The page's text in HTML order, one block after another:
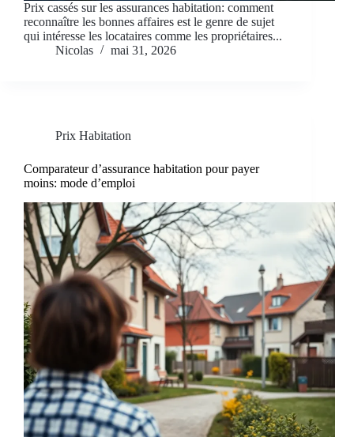
Prix cassés sur les assurances habitation: comment
reconnaître les bonnes affaires est le genre de sujet
qui intéresse les locataires comme les propriétaires...
Nicolas
mai 31, 2026
Prix Habitation
Comparateur d’assurance habitation pour payer
moins: mode d’emploi